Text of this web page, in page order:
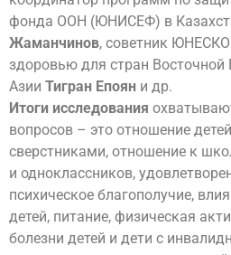
фонда ООН (ЮНИСЕФ) в
Жаманчинов, советник
здоровью для стран
Азии Тигран Епоян и др.
Итоги исследования
вопросов – это отношение
сверстниками, отношение к
и одноклассников,
психическое благополучие,
детей, питание, физическая
болезни детей и дети с